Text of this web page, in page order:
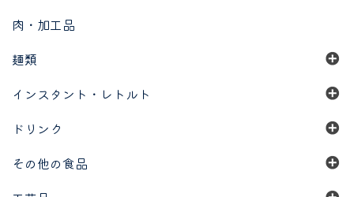
肉・加工品
麺類
インスタント・レトルト
ドリンク
その他の食品